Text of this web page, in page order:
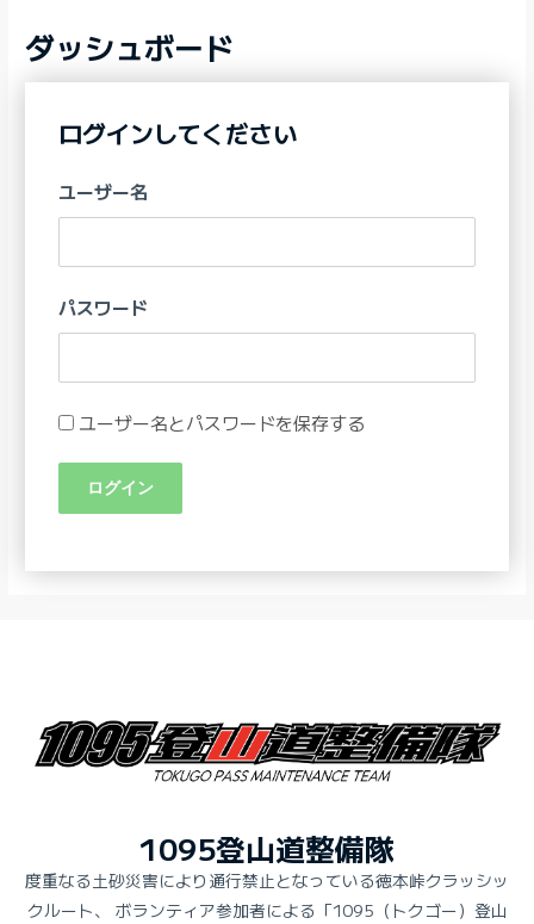
ダッシュボード
ログインしてください
ユーザー名
パスワード
ユーザー名とパスワードを保存する
1095登山道整備隊
度重なる土砂災害により通行禁止となっている徳本峠クラッシッ
クルート、 ボランティア参加者による「1095（トクゴー）登山